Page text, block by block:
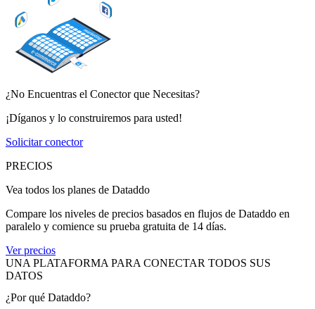
¿No Encuentras el Conector que Necesitas?
¡Díganos y lo construiremos para usted!
Solicitar conector
PRECIOS
Vea todos los planes de Dataddo
Compare los niveles de precios basados en flujos de Dataddo en
paralelo y comience su prueba gratuita de 14 días.
Ver precios
UNA PLATAFORMA PARA CONECTAR TODOS SUS
DATOS
¿Por qué Dataddo?